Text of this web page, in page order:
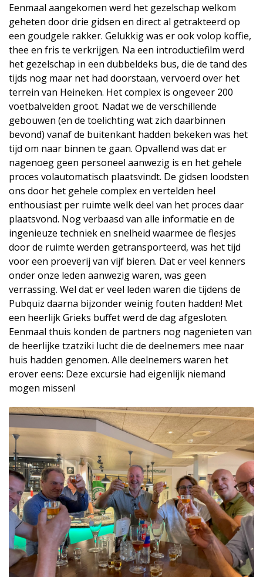
Eenmaal aangekomen werd het gezelschap welkom
geheten door drie gidsen en direct al getrakteerd op
een goudgele rakker. Gelukkig was er ook volop koffie,
thee en fris te verkrijgen. Na een introductiefilm werd
het gezelschap in een dubbeldeks bus, die de tand des
tijds nog maar net had doorstaan, vervoerd over het
terrein van Heineken. Het complex is ongeveer 200
voetbalvelden groot. Nadat we de verschillende
gebouwen (en de toelichting wat zich daarbinnen
bevond) vanaf de buitenkant hadden bekeken was het
tijd om naar binnen te gaan. Opvallend was dat er
nagenoeg geen personeel aanwezig is en het gehele
proces volautomatisch plaatsvindt. De gidsen loodsten
ons door het gehele complex en vertelden heel
enthousiast per ruimte welk deel van het proces daar
plaatsvond. Nog verbaasd van alle informatie en de
ingenieuze techniek en snelheid waarmee de flesjes
door de ruimte werden getransporteerd, was het tijd
voor een proeverij van vijf bieren. Dat er veel kenners
onder onze leden aanwezig waren, was geen
verrassing. Wel dat er veel leden waren die tijdens de
Pubquiz daarna bijzonder weinig fouten hadden! Met
een heerlijk Grieks buffet werd de dag afgesloten.
Eenmaal thuis konden de partners nog nagenieten van
de heerlijke tzatziki lucht die de deelnemers mee naar
huis hadden genomen. Alle deelnemers waren het
erover eens: Deze excursie had eigenlijk niemand
mogen missen!